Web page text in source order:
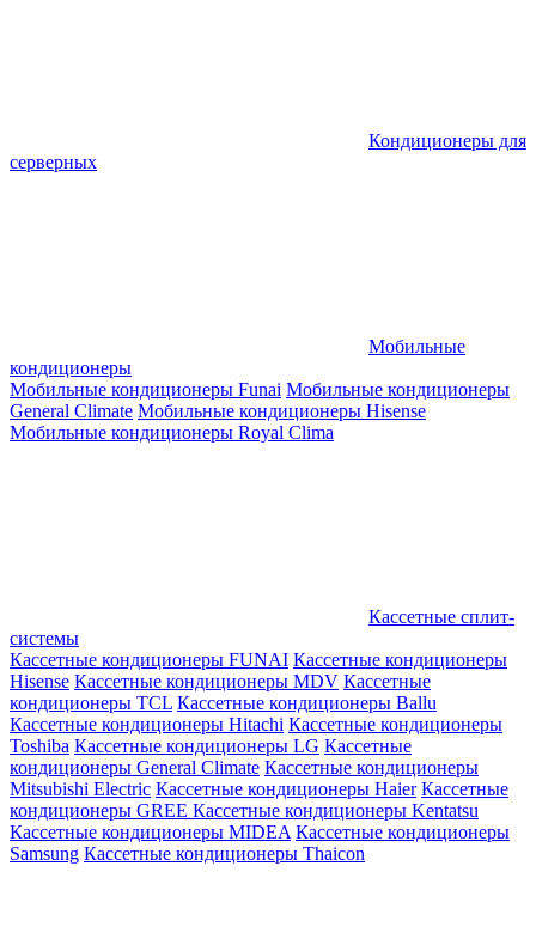
Кондиционеры для
серверных
Мобильные
кондиционеры
Мобильные кондиционеры Funai Мобильные кондиционеры
General Climate Мобильные кондиционеры Hisense
Мобильные кондиционеры Royal Clima
Кассетные сплит-
системы
Кассетные кондиционеры FUNAI Кассетные кондиционеры
Hisense Кассетные кондиционеры MDV Кассетные
кондиционеры TCL Кассетные кондиционеры Ballu
Кассетные кондиционеры Hitachi Кассетные кондиционеры
Toshiba Кассетные кондиционеры LG Кассетные
кондиционеры General Climate Кассетные кондиционеры
Mitsubishi Electric Кассетные кондиционеры Haier Кассетные
кондиционеры GREE Кассетные кондиционеры Kentatsu
Кассетные кондиционеры MIDEA Кассетные кондиционеры
Samsung Кассетные кондиционеры Thaicon